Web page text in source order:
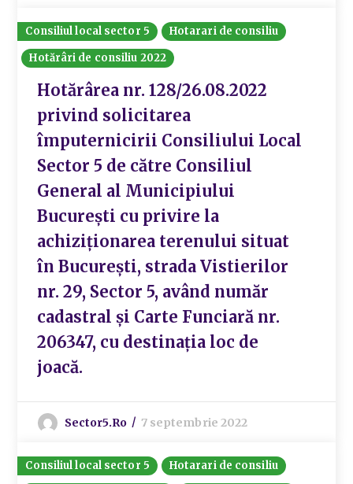
Consiliul local sector 5
Hotarari de consiliu
Hotărâri de consiliu 2022
Hotărârea nr. 128/26.08.2022
privind solicitarea
împuternicirii Consiliului Local
Sector 5 de către Consiliul
General al Municipiului
București cu privire la
achiziționarea terenului situat
în București, strada Vistierilor
nr. 29, Sector 5, având număr
cadastral și Carte Funciară nr.
206347, cu destinația loc de
joacă.
Sector5.ro 7 septembrie 2022
Consiliul local sector 5
Hotarari de consiliu